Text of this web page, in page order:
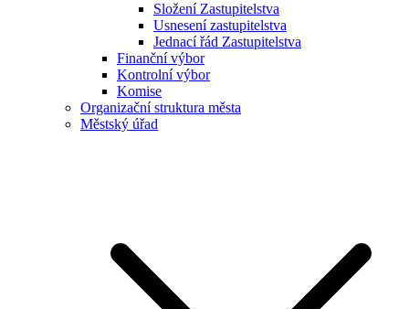
Složení Zastupitelstva
Usnesení zastupitelstva
Jednací řád Zastupitelstva
Finanční výbor
Kontrolní výbor
Komise
Organizační struktura města
Městský úřad